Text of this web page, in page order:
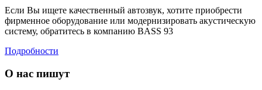
Если Вы ищете качественный автозвук, хотите приобрести
фирменное оборудование или модернизировать акустическую
систему, обратитесь в компанию BASS 93
Подробности
О нас пишут